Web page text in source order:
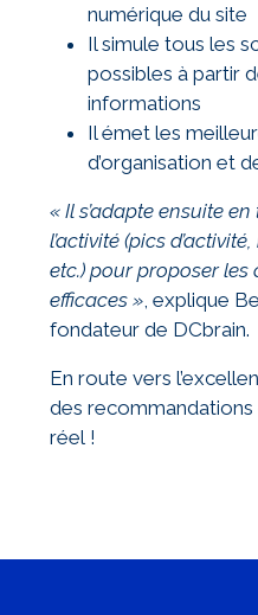
numérique du site
Il simule tous les
possibles à partir
informations
Il émet les
d’organisation et
« Il s’adapte ensuite
l’activité (pics
etc.) pour proposer
efficaces », explique
fondateur de DCbrain.
En route vers
des
réel !